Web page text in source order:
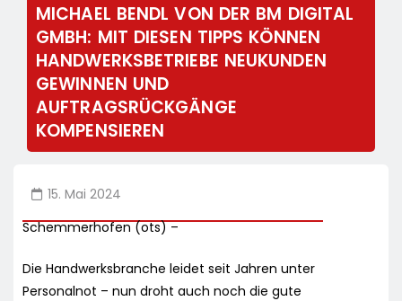
MICHAEL BENDL VON DER BM DIGITAL
GMBH: MIT DIESEN TIPPS KÖNNEN
HANDWERKSBETRIEBE NEUKUNDEN
GEWINNEN UND
AUFTRAGSRÜCKGÄNGE
KOMPENSIEREN
15. Mai 2024
Schemmerhofen (ots) –
Die Handwerksbranche leidet seit Jahren unter
Personalnot – nun droht auch noch die gute